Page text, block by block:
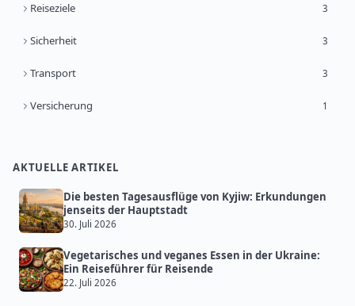
Reiseziele 3
Sicherheit 3
Transport 3
Versicherung 1
AKTUELLE ARTIKEL
Die besten Tagesausflüge von Kyjiw: Erkundungen
jenseits der Hauptstadt
30. Juli 2026
Vegetarisches und veganes Essen in der Ukraine:
Ein Reiseführer für Reisende
22. Juli 2026